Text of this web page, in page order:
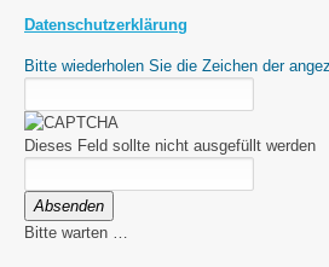
Datenschutzerklärung
Bitte wiederholen Sie die Zeichen der
Dieses Feld sollte nicht ausgefüllt werden
Absenden
Bitte warten …